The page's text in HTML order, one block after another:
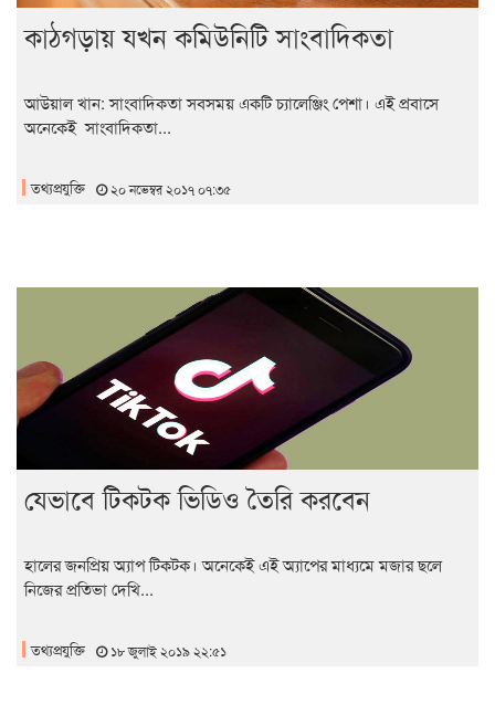
কাঠগড়ায় যখন কমিউনিটি সাংবাদিকতা
আউয়াল খান: সাংবাদিকতা সবসময় একটি চ্যালেঞ্জিং পেশা। এই প্রবাসে
অনেকেই সাংবাদিকতা...
তথ্যপ্রযুক্তি ২০ নভেম্বর ২০১৭ ০৭:৩৫
যেভাবে টিকটক ভিডিও তৈরি করবেন
হালের জনপ্রিয় অ্যাপ টিকটক। অনেকেই এই অ্যাপের মাধ্যমে মজার ছলে
নিজের প্রতিভা দেখি...
তথ্যপ্রযুক্তি ১৮ জুলাই ২০১৯ ২২:৫১